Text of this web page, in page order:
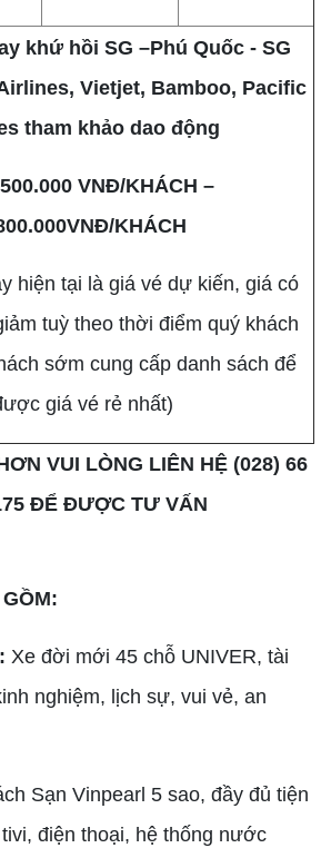
khứ hồi SG –Phú Quốc - SG
Vietjet, Bamboo, Pacific
tham khảo dao động
VNĐ/KHÁCH –
KHÁCH
hiện tại là giá vé dự kiến, giá có
tuỳ theo thời điểm quý khách
sớm cung cấp danh sách để
giá vé rẻ nhất)
VUI LÒNG LIÊN HỆ (028) 66
ĐỂ ĐƯỢC TƯ VẤN
Xe đời mới 45 chỗ UNIVER, tài
nghiệm, lịch sự, vui vẻ, an
Sạn Vinpearl 5 sao, đầy đủ tiện
điện thoại, hệ thống nước